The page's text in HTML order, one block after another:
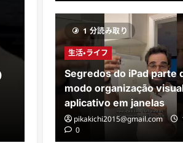
生活・ライフ
IPAD PRO
pikakichi2015@gmail.com 14時
1 分読み取り
生活・ライフ
Segredos do iPad parte
modo organização
aplicativo em janelas
pikakichi2015@gmail.com
0